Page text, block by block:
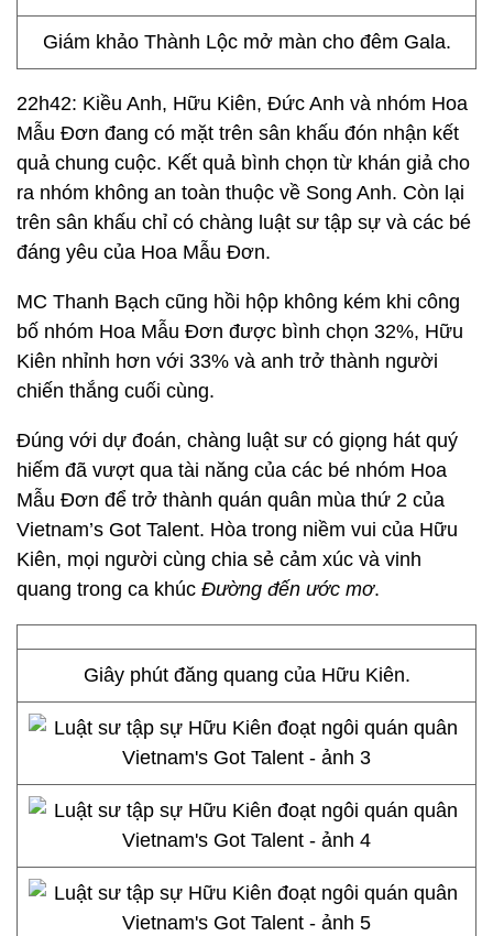
Giám khảo Thành Lộc mở màn cho đêm Gala.
22h42: Kiều Anh, Hữu Kiên, Đức Anh và nhóm Hoa
Mẫu Đơn đang có mặt trên sân khấu đón nhận kết
quả chung cuộc. Kết quả bình chọn từ khán giả cho
ra nhóm không an toàn thuộc về Song Anh. Còn lại
trên sân khấu chỉ có chàng luật sư tập sự và các bé
đáng yêu của Hoa Mẫu Đơn.
MC Thanh Bạch cũng hồi hộp không kém khi công
bố nhóm Hoa Mẫu Đơn được bình chọn 32%, Hữu
Kiên nhỉnh hơn với 33% và anh trở thành người
chiến thắng cuối cùng.
Đúng với dự đoán, chàng luật sư có giọng hát quý
hiếm đã vượt qua tài năng của các bé nhóm Hoa
Mẫu Đơn để trở thành quán quân mùa thứ 2 của
Vietnam’s Got Talent. Hòa trong niềm vui của Hữu
Kiên, mọi người cùng chia sẻ cảm xúc và vinh
quang trong ca khúc Đường đến ước mơ.
Giây phút đăng quang của Hữu Kiên.